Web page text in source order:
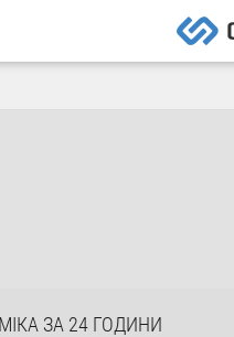
ЗА 24 ГОДИНИ